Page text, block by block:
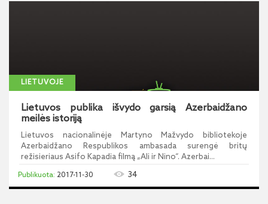
LIETUVOJE
Lietuvos publika išvydo garsią Azerbaidžano
meilės istoriją
Lietuvos nacionalinėje Martyno Mažvydo bibliotekoje
Azerbaidžano Respublikos ambasada surengė britų
režisieriaus Asifo Kapadia filmą „Ali ir Nino“. Azerbai...
2017-11-30 34